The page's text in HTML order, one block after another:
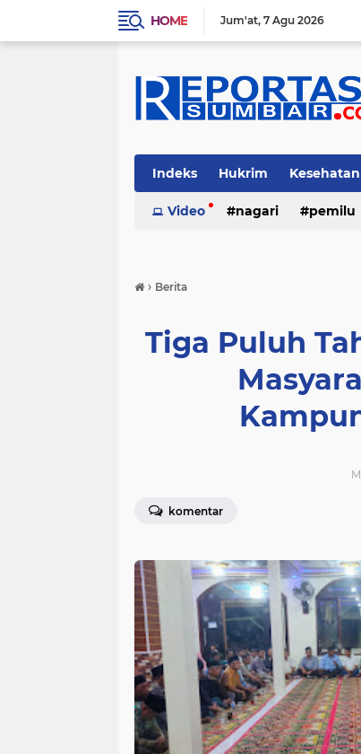
HOME Jum'at 7 Agu 2026
Indeks Hukrim Kesehatan
Video nagari pemilu
› Berita
Tiga Puluh
komentar